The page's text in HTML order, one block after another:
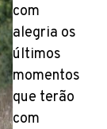
com
alegria os
últimos
momentos
que terão
com